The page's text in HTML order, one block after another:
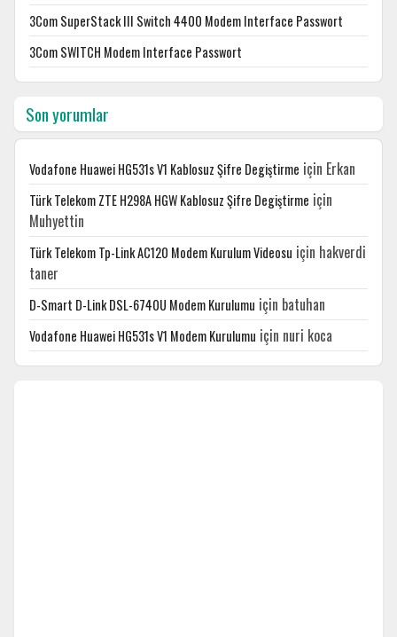
3Com SuperStack III Switch 4400 Modem Interface Passwort
3Com SWITCH Modem Interface Passwort
Son yorumlar
Vodafone Huawei HG531s V1 Kablosuz Şifre Degiştirme için Erkan
Türk Telekom ZTE H298A HGW Kablosuz Şifre Degiştirme için
Muhyettin
Türk Telekom Tp-Link AC120 Modem Kurulum Videosu için hakverdi
taner
D-Smart D-Link DSL-6740U Modem Kurulumu için batuhan
Vodafone Huawei HG531s V1 Modem Kurulumu için nuri koca